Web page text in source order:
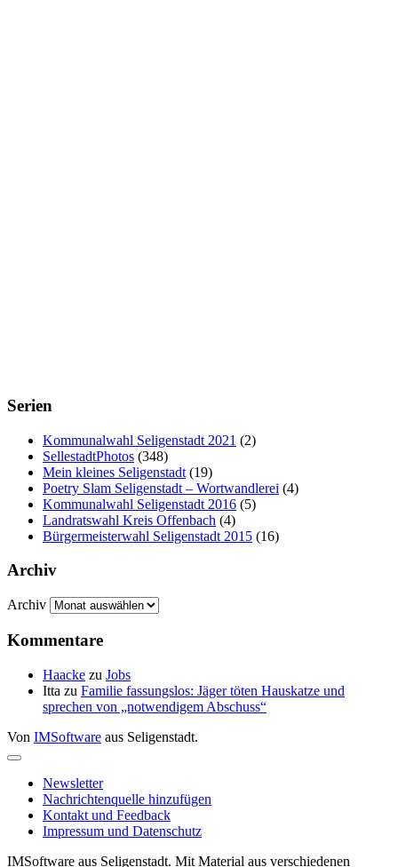
Serien
Kommunalwahl Seligenstadt 2021 (2)
SellestadtPhotos (348)
Mein kleines Seligenstadt (19)
Poetry Slam Seligenstadt – Wortwandlerei (4)
Kommunalwahl Seligenstadt 2016 (5)
Landratswahl Kreis Offenbach (4)
Bürgermeisterwahl Seligenstadt 2015 (16)
Archiv
Archiv
Kommentare
Haacke zu Jobs
Itta zu Familie fassungslos: Jäger töten Hauskatze und
sprechen von „notwendigem Abschuss“
Von IMSoftware aus Seligenstadt.
Newsletter
Nachrichtenquelle hinzufügen
Kontakt und Feedback
Impressum und Datenschutz
IMSoftware aus Seligenstadt. Mit Material aus verschiedenen